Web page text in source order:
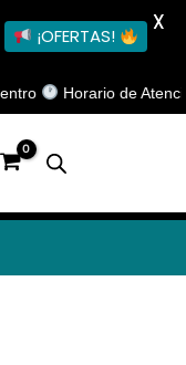
Horario de Atención:
¡OFERTAS!
X